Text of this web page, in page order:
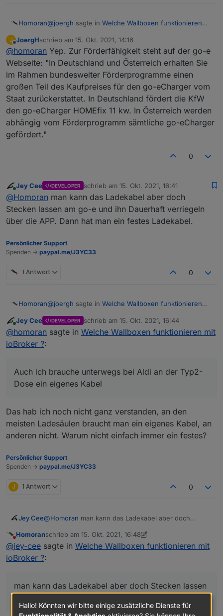
Homoran@joergh sagte in Welche Wallboxen funktionieren
Geschrieben hat@Humidor :
der go-echarger hat kein festes Kabel, da
musst du jedes Mal dann beide Seiten
an/abstecken.
zur vollständigen Verwirrung:
Das gilt für meine go-e Home plus (wie bei deiner)
auch auf der Zuleitungsseite
230V Stecker (1) -> IEEE rot 11kW -> (2) goe Box
Auch ich brauche unterwegs bei Aldi an der Typ2-
Dose ein eigenes Kabel
J
Offline
JoergHschrieb am 15. Okt. 2021, 14:16
zuletzt editiert von
@homoran Yep. Zur Förderfähigkeit steht auf der go-e
Webseite: "In Deutschland und Österreich erhalten Sie
im Rahmen bundesweiter Förderprogramme einen
großen Teil des Kaufpreises für den go-eCharger vom
Staat zurückerstattet. In Deutschland fördert die KfW
den go-eCharger HOMEfix 11 kw. In Österreich werden
abhängig vom Förderprogramm sämtliche go-eCharger
gefördert."
0
Online
Jey Cee DEVELOPER schrieb am 15. Okt. 2021, 16:41
zuletzt editiert von
@Homoran man kann das Ladekabel aber doch
Stecken lassen am go-e und ihn Dauerhaft verriegeln
über die APP. Dann hat man ein festes Ladekabel.
Persönlicher Support
Spenden -> paypal.me/J3YC33
1 Antwort 0
Homoran@joergh sagte in Welche Wallboxen funktionieren
Geschrieben hat @Humidor:
an/abstecken.
auch auf der Zuleitungsseite
230V Stecker (1) -> IEEE rot 11kW -> (2) goe Box
Auch ich brauche unterwegs bei Aldi an der Typ2-
Dose ein eigenes Kabel
Online
Jey Cee DEVELOPER schrieb am 15. Okt. 2021, 16:44
zuletzt editiert von
@homoran sagte in Welche Wallboxen funktionieren mit
ioBroker ?:
Auch ich brauche unterwegs bei Aldi an der Typ2-
Dose ein eigenes Kabel
Das hab ich noch nicht ganz verstanden, an den
meisten Ladesäulen braucht man ein eigenes Kabel, an
anderen nicht. Warum nicht einfach immer ein festes?
Persönlicher Support
Spenden -> paypal.me/J3YC33
J 1 Antwort 0
Jey Cee@Homoran man kann das Ladekabel aber doch
über die APP. Dann hat man ein festes Ladekabel.
Nicht stören
Homoranschrieb am 15. Okt. 2021, 16:48
zuletzt editiert von Homoran
@jey-cee sagte in Welche Wallboxen funktionieren mit
ioBroker ?:
man kann das Ladekabel aber doch Stecken lassen
Hallo! Könnten wir bitte einige zusätzliche Dienste für